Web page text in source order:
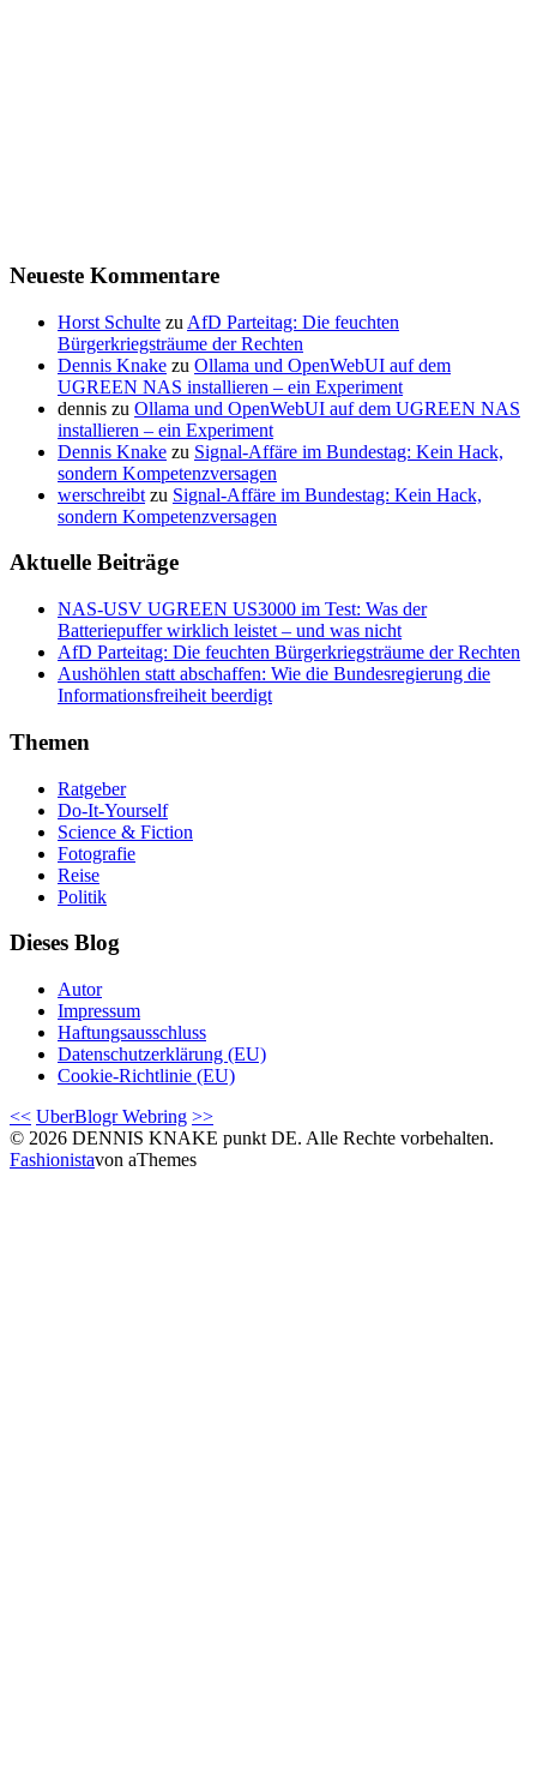
Neueste Kommentare
Horst Schulte zu AfD Parteitag: Die feuchten
Bürgerkriegsträume der Rechten
Dennis Knake zu Ollama und OpenWebUI auf dem
UGREEN NAS installieren – ein Experiment
dennis zu Ollama und OpenWebUI auf dem UGREEN NAS
installieren – ein Experiment
Dennis Knake zu Signal-Affäre im Bundestag: Kein Hack,
sondern Kompetenzversagen
werschreibt zu Signal-Affäre im Bundestag: Kein Hack,
sondern Kompetenzversagen
Aktuelle Beiträge
NAS-USV UGREEN US3000 im Test: Was der
Batteriepuffer wirklich leistet – und was nicht
AfD Parteitag: Die feuchten Bürgerkriegsträume der Rechten
Aushöhlen statt abschaffen: Wie die Bundesregierung die
Informationsfreiheit beerdigt
Themen
Ratgeber
Do-It-Yourself
Science & Fiction
Fotografie
Reise
Politik
Dieses Blog
Autor
Impressum
Haftungsausschluss
Datenschutzerklärung (EU)
Cookie-Richtlinie (EU)
<< UberBlogr Webring >>
© 2026 DENNIS KNAKE punkt DE. Alle Rechte vorbehalten.
Fashionistavon aThemes